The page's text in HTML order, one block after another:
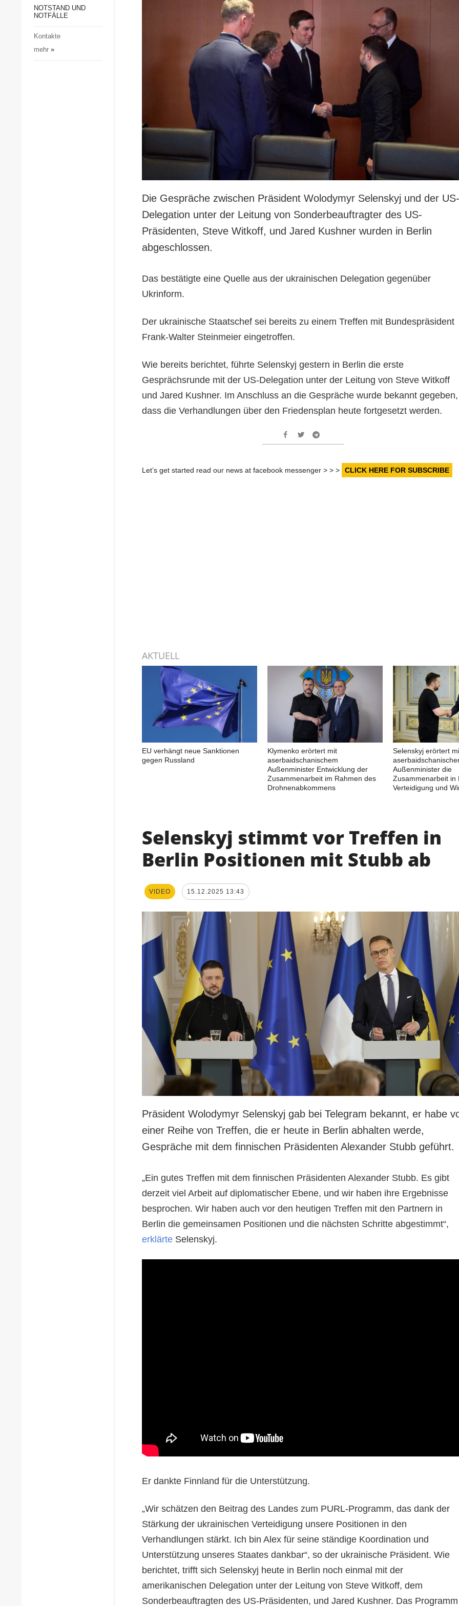
Gesellschaft und Kultur
NOTSTAND UND
NOTFÄLLE
Kontakte
mehr»
Die Gespräche zwischen Präsident Wolodymyr Selenskyj und der US-
Delegation unter der Leitung von Sonderbeauftragter des US-
Präsidenten, Steve Witkoff, und Jared Kushner wurden in Berlin
abgeschlossen.
Das bestätigte eine Quelle aus der ukrainischen Delegation gegenüber
Ukrinform.
Der ukrainische Staatschef sei bereits zu einem Treffen mit Bundespräsident
Frank-Walter Steinmeier eingetroffen.
Wie bereits berichtet, führte Selenskyj gestern in Berlin die erste
Gesprächsrunde mit der US-Delegation unter der Leitung von Steve Witkoff
und Jared Kushner. Im Anschluss an die Gespräche wurde bekannt gegeben,
dass die Verhandlungen über den Friedensplan heute fortgesetzt werden.
Let’s get started read our news at facebook messenger > > > CLICK HERE FOR SUBSCRIBE
AKTUELL
EU verhängt neue Sanktionen
gegen Russland
Klymenko erörtert mit
aserbaidschanischem
Außenminister Entwicklung der
Zusammenarbeit im Rahmen des
Drohnenabkommens
Selenskyj erörtert
Außenminister die
Zusammenarbeit in
Verteidigung und
Selenskyj stimmt vor Treffen in
Berlin Positionen mit Stubb ab
VIDEO 15.12.2025 13:43
Präsident Wolodymyr Selenskyj gab bei Telegram bekannt, er habe
einer Reihe von Treffen, die er heute in Berlin abhalten werde,
Gespräche mit dem finnischen Präsidenten Alexander Stubb geführt.
„Ein gutes Treffen mit dem finnischen Präsidenten Alexander Stubb. Es gibt
derzeit viel Arbeit auf diplomatischer Ebene, und wir haben ihre Ergebnisse
besprochen. Wir haben auch vor den heutigen Treffen mit den Partnern in
Berlin die gemeinsamen Positionen und die nächsten Schritte abgestimmt“,
erklärte Selenskyj.
Er dankte Finnland für die Unterstützung.
„Wir schätzen den Beitrag des Landes zum PURL-Programm, das dank der
Stärkung der ukrainischen Verteidigung unsere Positionen in den
Verhandlungen stärkt. Ich bin Alex für seine ständige Koordination und
Unterstützung unseres Staates dankbar“, so der ukrainische Präsident. Wie
berichtet, trifft sich Selenskyj heute in Berlin noch einmal mit der
amerikanischen Delegation unter der Leitung von Steve Witkoff, dem
Sonderbeauftragten des US-Präsidenten, und Jared Kushner. Das Programm